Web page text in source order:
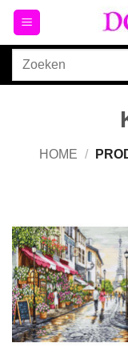
Ga
naar
inhoud
Zoeken
HOME /